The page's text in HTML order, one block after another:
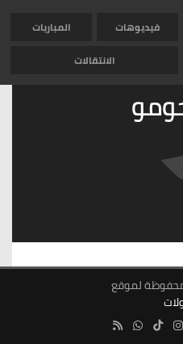
فيديوهات
المباريات
الانتقالات
لموقع